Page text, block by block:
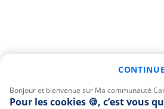
Bonjour et bienvenue sur Ma communauté
Pour les cookies 🍪, c’est vous